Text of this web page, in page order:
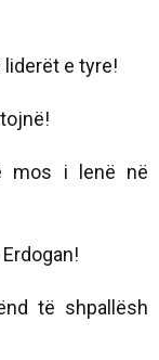
e tyre!
mos i lenë në
të shpallësh